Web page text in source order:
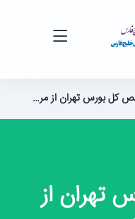
کل بورس تهران از مر…
تهران از